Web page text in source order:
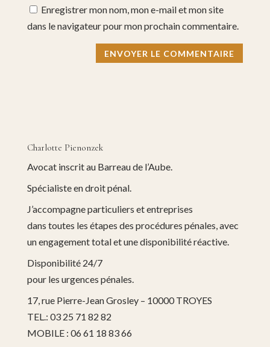
Enregistrer mon nom, mon e-mail et mon site
dans le navigateur pour mon prochain commentaire.
Charlotte Pienonzek
Avocat inscrit au Barreau de l’Aube.
Spécialiste en droit pénal.
J’accompagne particuliers et entreprises
dans toutes les étapes des procédures pénales, avec
un engagement total et une disponibilité réactive.
Disponibilité 24/7
pour les urgences pénales.
17, rue Pierre-Jean Grosley – 10000 TROYES
TEL.: 03 25 71 82 82
MOBILE : 06 61 18 83 66